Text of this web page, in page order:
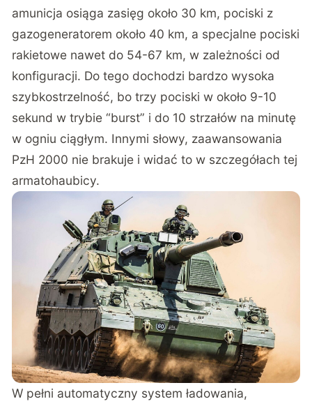
amunicja osiąga zasięg około 30 km, pociski z
gazogeneratorem około 40 km, a specjalne pociski
rakietowe nawet do 54-67 km, w zależności od
konfiguracji. Do tego dochodzi bardzo wysoka
szybkostrzelność, bo trzy pociski w około 9-10
sekund w trybie “burst” i do 10 strzałów na minutę
w ogniu ciągłym. Innymi słowy, zaawansowania
PzH 2000 nie brakuje i widać to w szczegółach tej
armatohaubicy.
W pełni automatyczny system ładowania,